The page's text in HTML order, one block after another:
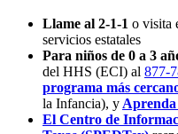
Llame al 2-1-1 o visita
servicios estatales
Para niños de 0 a 3
del HHS (ECI) al 877-
programa más
la Infancia), y
El Centro de